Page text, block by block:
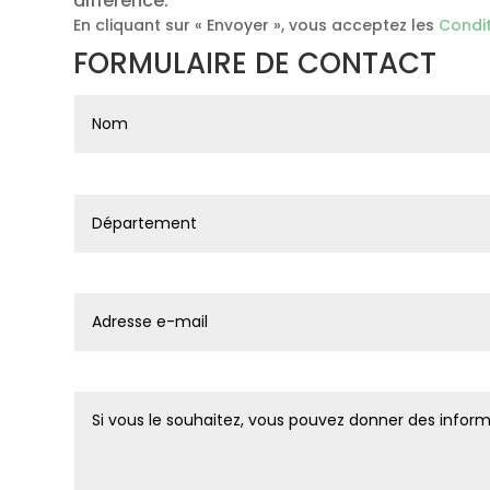
En cliquant sur « Envoyer », vous acceptez les
FORMULAIRE DE CONTACT